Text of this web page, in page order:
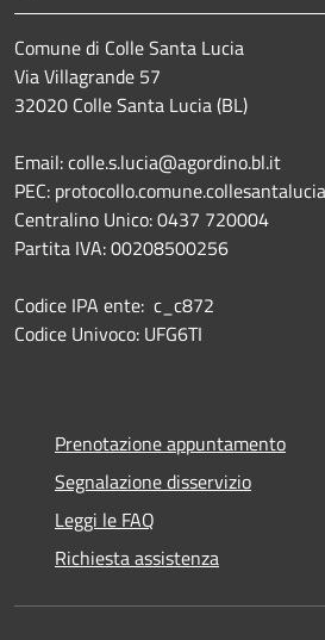
Comune di Colle Santa Lucia
Via Villagrande 57
32020 Colle Santa Lucia (BL)
Email: colle.s.lucia@agordino.bl.it
PEC:
Centralino Unico: 0437 720004
Partita IVA: 00208500256
Codice IPA ente: c_c872
Codice Univoco: UFG6TI
Prenotazione appuntamento
Segnalazione disservizio
Leggi le FAQ
Richiesta assistenza